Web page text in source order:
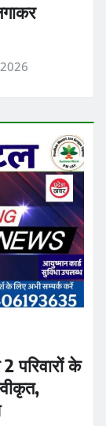
परिवारों के